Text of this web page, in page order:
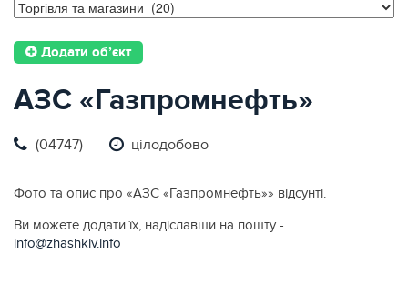
Додати об’єкт
АЗС «Газпромнефть»
(04747) цілодобово
Фото та опис про «АЗС «Газпромнефть»» відсунті.
Ви можете додати їх, надіславши на пошту -
info@zhashkiv.info